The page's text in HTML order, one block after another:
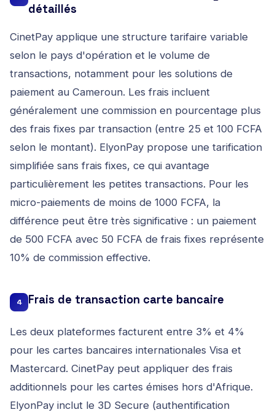
détaillés
CinetPay applique une structure tarifaire variable
selon le pays d'opération et le volume de
transactions, notamment pour les solutions de
paiement au Cameroun. Les frais incluent
généralement une commission en pourcentage plus
des frais fixes par transaction (entre 25 et 100 FCFA
selon le montant). ElyonPay propose une tarification
simplifiée sans frais fixes, ce qui avantage
particulièrement les petites transactions. Pour les
micro-paiements de moins de 1000 FCFA, la
différence peut être très significative : un paiement
de 500 FCFA avec 50 FCFA de frais fixes représente
10% de commission effective.
4 Frais de transaction carte bancaire
Les deux plateformes facturent entre 3% et 4%
pour les cartes bancaires internationales Visa et
Mastercard. CinetPay peut appliquer des frais
additionnels pour les cartes émises hors d'Afrique.
ElyonPay inclut le 3D Secure (authentification